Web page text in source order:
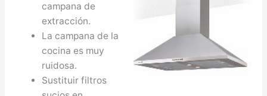
campana de
extracción.
La campana de la
cocina es muy
ruidosa.
Sustituir filtros